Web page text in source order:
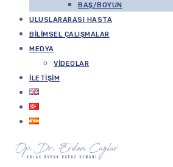
BAŞ/BOYUN
ULUSLARARASI HASTA
BILIMSEL ÇALIŞMALAR
MEDYA
VIDEOLAR
İLETIŞIM